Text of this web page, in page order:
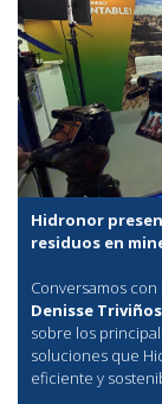
Hidronor
residuos en
Conversamos con
Denisse Triviños
sobre los
soluciones que
eficiente y